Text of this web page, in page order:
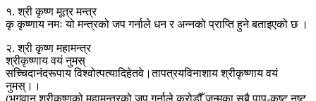
१. श्री कृष्ण मूत्र मन्त्र
कृ कृष्णाय नमः यो मन्त्रको जप गर्नाले धन र अन्नको प्राप्ति हुने बताइएको छ ।
२. श्री कृष्ण महामन्त्र
श्रीकृष्णाय वयं नुमस्
सच्चिदानंदरूपाय विश्वोत्पत्यादिहेतवे।तापत्रयविनाशाय श्रीकृष्णाय वयं
नुमस्।।
(भगवान् श्रीकृष्णको महामन्त्रको जप गर्नाले करोडौँ जन्मका सबै पाप-कष्ट नष्ट